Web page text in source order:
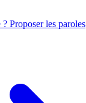
Proposer les paroles